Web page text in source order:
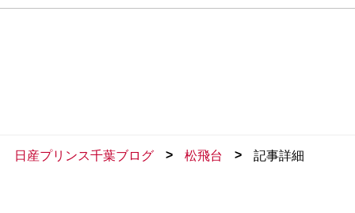
日産プリンス千葉ブログ > 松飛台 > 記事詳細